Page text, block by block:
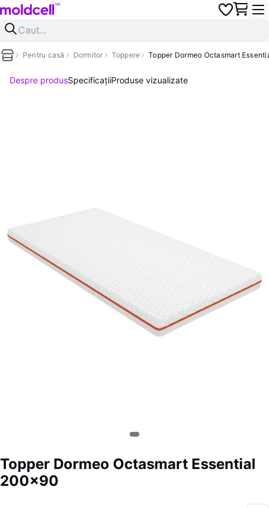
Pentru casă Dormitor Toppere Topper Dormeo Octasmart
Despre produsSpecificațiiProduse vizualizate
Topper Dormeo Octasmart Essential
200x90